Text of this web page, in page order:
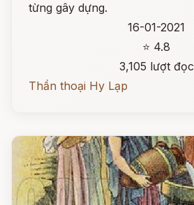
từng gây dựng.
16-01-2021
⭐ 4.8
3,105 lượt đọc
Thần thoại Hy Lạp